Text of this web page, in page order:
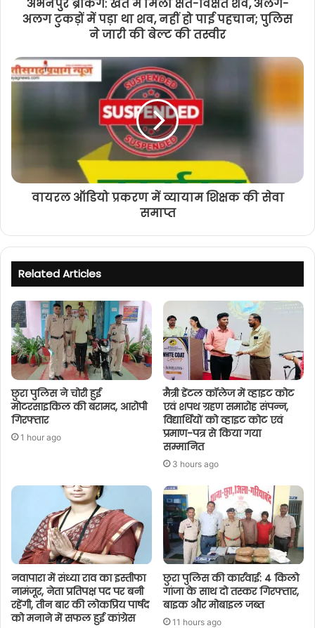
अभनपुर ब्रेकिंग: खेत में मिला क्षत-विक्षत शव, अलग-
अलग टुकड़ों में पड़ा था शव, नहीं हो पाई पहचान; पुलिस
ने जारी की बेल्ट की तस्वीर
वायरल ऑडियो प्रकरण में व्यायाम शिक्षक की सेवा
समाप्त
Related Articles
छुरा पुलिस ने चोरी हुई
मोटरसाइकिल की बरामद, आरोपी
गिरफ्तार
1 hour ago
मैत्री डेंटल कॉलेज में व्हाइट कोट
एवं शपथ ग्रहण समारोह संपन्न,
विद्यार्थियों को व्हाइट कोट एवं
प्रमाण-पत्र से किया गया
सम्मानित
3 hours ago
नवापारा में संध्या राव का इस्तीफा
नामंजूर, नेता प्रतिपक्ष पद पर बनी
रहेंगी, तीन बार की लोकप्रिय पार्षद
को मनाने में सफल हुई कांग्रेस
छुरा पुलिस की कार्रवाई: 4 किलो
गांजा के साथ दो तस्कर गिरफ्तार,
बाइक और मोबाइल जब्त
11 hours ago